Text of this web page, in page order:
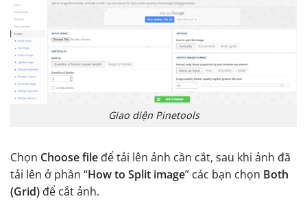
Giao diện Pinetools
Chọn Choose file để tải lên ảnh cần cắt, sau khi ảnh đã
tải lên ở phần “How to Split image” các bạn chọn Both
(Grid) để cắt ảnh.